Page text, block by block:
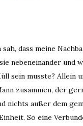
dass meine
nebeneinander und
sein musste? Allein
zusammen, der
nichts außer dem
So eine